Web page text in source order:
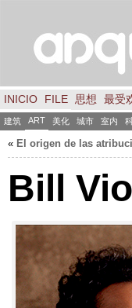
INICIO FILE 思想 最受
建筑 ART 美化 城市 室内
« El origen de las
Bill